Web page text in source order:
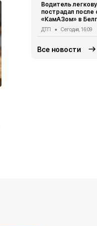
Водитель
пострадал после
«КамАЗом» в
ДТП Сегодня, 16:09
Все новости